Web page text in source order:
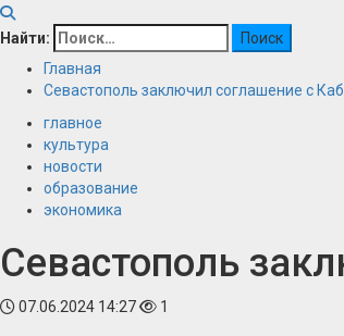
Найти:
Главная
Севастополь заключил соглашение с
главное
культура
новости
образование
экономика
Севастополь
07.06.2024 14:27 1